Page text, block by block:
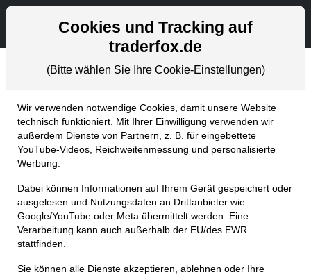
Aktien- und Artikelsuche
Chartanalysen
Home Blog Chartanalysen
Aurelius nach der
Hauptversammlung: 4 € Dividende
+ Mehr Transparenz
25.06.2017 um 14:05 Uhr | T. Reich
Cookies und Tracking auf
traderfox.de
(Bitte wählen Sie Ihre Cookie-Einstellungen)
Wir verwenden notwendige Cookies, damit unsere Website
technisch funktioniert. Mit Ihrer Einwilligung verwenden wir
außerdem Dienste von Partnern, z. B. für eingebettete
YouTube-Videos, Reichweitenmessung und personalisierte
Werbung.
Dabei können Informationen auf Ihrem Gerät gespeichert oder
ausgelesen und Nutzungsdaten an Drittanbieter wie
Google/YouTube oder Meta übermittelt werden. Eine
Verarbeitung kann auch außerhalb der EU/des EWR
stattfinden.
Sie können alle Dienste akzeptieren, ablehnen oder Ihre